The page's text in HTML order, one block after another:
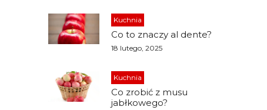
Kuchnia
Co to znaczy al dente?
18 lutego, 2025
Kuchnia
Co zrobić z musu
jabłkowego?